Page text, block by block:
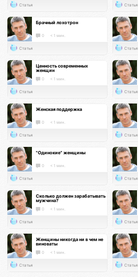
Статья Статья
Брачный лохотрон
0 < 1 мин.
Статья Статья
Ценность современных
женщин
0 < 1 мин.
Статья Статья
Женская поддержка
0 < 1 мин.
Статья Статья
"Одинокие" женщины
0 < 1 мин.
Статья Статья
Сколько должен зарабатывать
мужчина?
0 < 1 мин.
Статья Статья
Женщины никогда ни в чем не
виноваты
0 < 1 мин.
Статья Статья